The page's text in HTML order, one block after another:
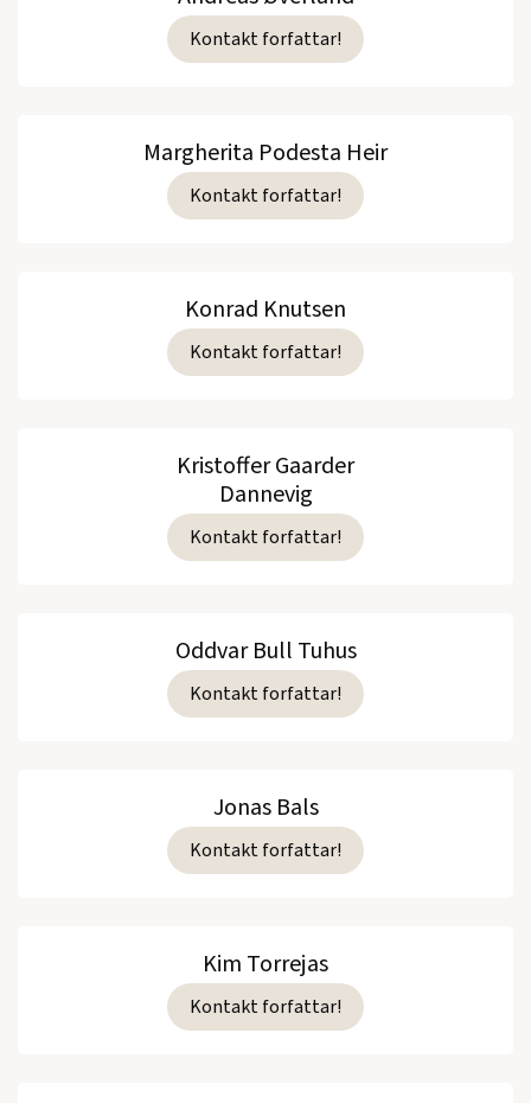
Kontakt forfattar!
Margherita Podesta Heir
Kontakt forfattar!
Konrad Knutsen
Kontakt forfattar!
Kristoffer Gaarder
Dannevig
Kontakt forfattar!
Oddvar Bull Tuhus
Kontakt forfattar!
Jonas Bals
Kontakt forfattar!
Kim Torrejas
Kontakt forfattar!